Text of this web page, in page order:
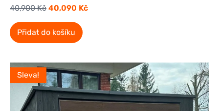
40,900Kč 40,090 Kč
Přidat do košíku
Sleva!